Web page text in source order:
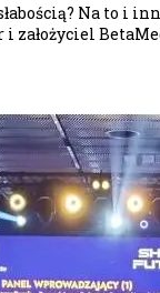
Na to i